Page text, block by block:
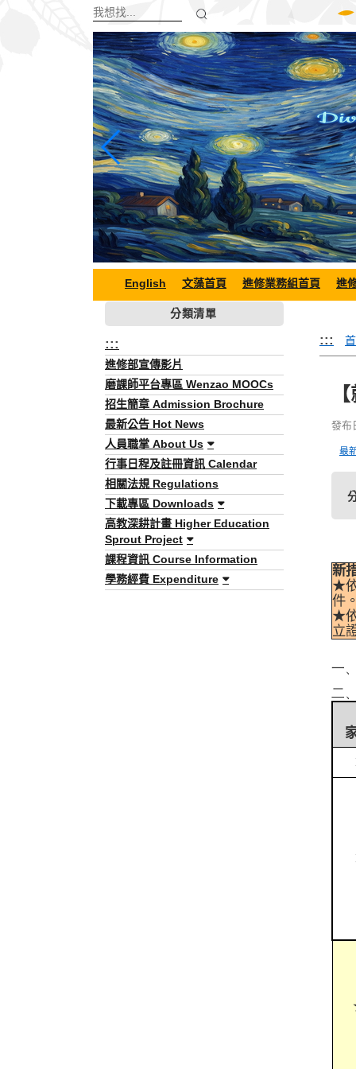
English 文藻首頁 進修業務組首頁 進
分類清單
:::
進修部宣傳影片
磨課師平台專區 Wenzao MOOCs
招生簡章 Admission Brochure
最新公告 Hot News
人員職掌 About Us
行事日程及註冊資訊 Calendar
相關法規 Regulations
下載專區 Downloads
高教深耕計畫 Higher Education
Sprout Project
課程資訊 Course Information
學務經費 Expenditure
:::
發布
最
新
★
件
★
立
一、
二、